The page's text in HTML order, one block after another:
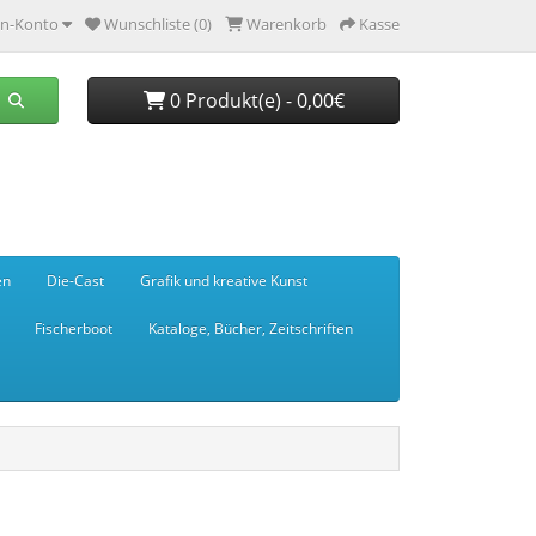
Konto Wunschliste (0) Warenkorb Kasse
0 Produkt(e) - 0,00€
Die-Cast Grafik und kreative Kunst
Fischerboot Kataloge, Bücher, Zeitschriften